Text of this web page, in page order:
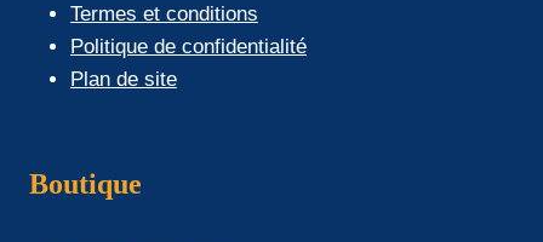
Termes et conditions
Politique de confidentialité
Plan de site
Boutique